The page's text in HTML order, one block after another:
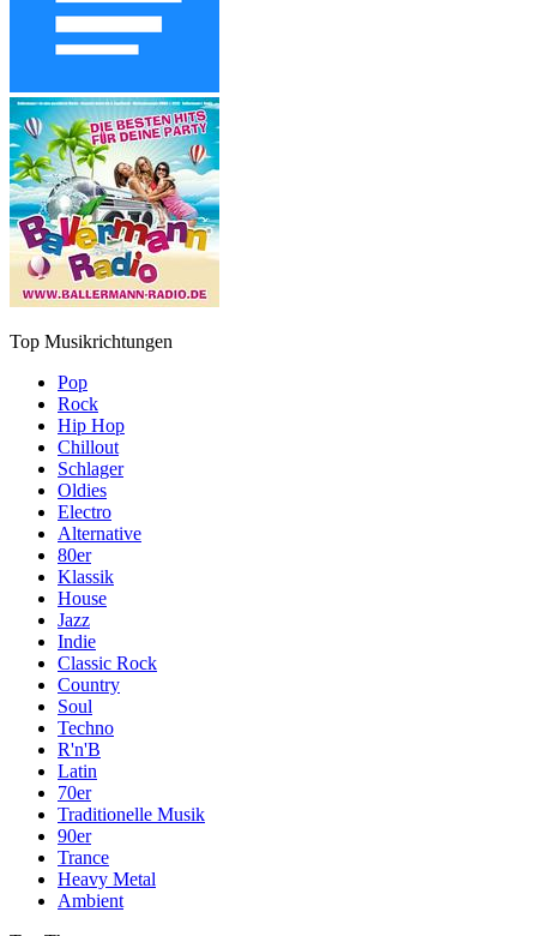
Top Musikrichtungen
Pop
Rock
Hip Hop
Chillout
Schlager
Oldies
Electro
Alternative
80er
Klassik
House
Jazz
Indie
Classic Rock
Country
Soul
Techno
R'n'B
Latin
70er
Traditionelle Musik
90er
Trance
Heavy Metal
Ambient